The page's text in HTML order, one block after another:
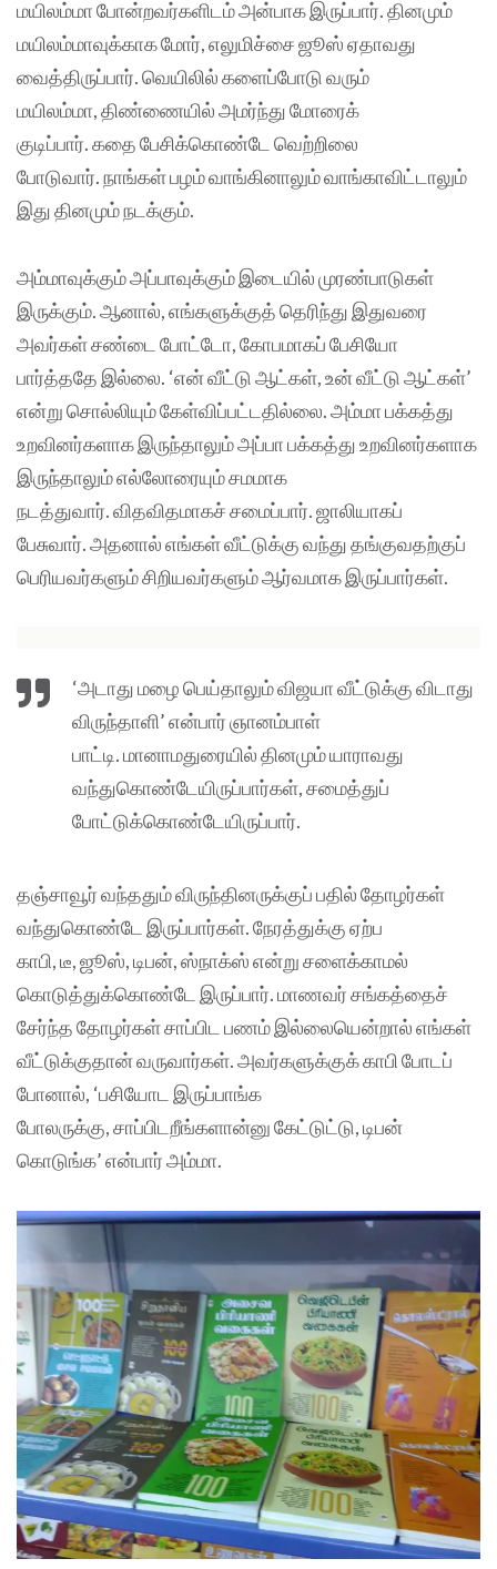
மயிலம்மா போன்றவர்களிடம் அன்பாக இருப்பார். தினமும்
மயிலம்மாவுக்காக மோர், எலுமிச்சை ஜூஸ் ஏதாவது
வைத்திருப்பார். வெயிலில் களைப்போடு வரும்
மயிலம்மா, திண்ணையில் அமர்ந்து மோரைக்
குடிப்பார். கதை பேசிக்கொண்டே வெற்றிலை
போடுவார். நாங்கள் பழம் வாங்கினாலும் வாங்காவிட்டாலும்
இது தினமும் நடக்கும்.
அம்மாவுக்கும் அப்பாவுக்கும் இடையில் முரண்பாடுகள்
இருக்கும். ஆனால், எங்களுக்குத் தெரிந்து இதுவரை
அவர்கள் சண்டை போட்டோ, கோபமாகப் பேசியோ
பார்த்ததே இல்லை. ‘என் வீட்டு ஆட்கள், உன் வீட்டு ஆட்கள்’
என்று சொல்லியும் கேள்விப்பட்டதில்லை. அம்மா பக்கத்து
உறவினர்களாக இருந்தாலும் அப்பா பக்கத்து உறவினர்களாக
இருந்தாலும் எல்லோரையும் சமமாக
நடத்துவார். விதவிதமாகச் சமைப்பார். ஜாலியாகப்
பேசுவார். அதனால் எங்கள் வீட்டுக்கு வந்து தங்குவதற்குப்
பெரியவர்களும் சிறியவர்களும் ஆர்வமாக இருப்பார்கள்.
‘அடாது மழை பெய்தாலும் விஜயா வீட்டுக்கு விடாது
விருந்தாளி’ என்பார் ஞானம்பாள்
பாட்டி. மானாமதுரையில் தினமும் யாராவது
வந்துகொண்டேயிருப்பார்கள், சமைத்துப்
போட்டுக்கொண்டேயிருப்பார்.
தஞ்சாவூர் வந்ததும் விருந்தினருக்குப் பதில் தோழர்கள்
வந்துகொண்டே இருப்பார்கள். நேரத்துக்கு ஏற்ப
காபி, டீ, ஜூஸ், டிபன், ஸ்நாக்ஸ் என்று சளைக்காமல்
கொடுத்துக்கொண்டே இருப்பார். மாணவர் சங்கத்தைச்
சேர்ந்த தோழர்கள் சாப்பிட பணம் இல்லையென்றால் எங்கள்
வீட்டுக்குதான் வருவார்கள். அவர்களுக்குக் காபி போடப்
போனால், ‘பசியோட இருப்பாங்க
போலருக்கு, சாப்பிடறீங்களான்னு கேட்டுட்டு, டிபன்
கொடுங்க’ என்பார் அம்மா.